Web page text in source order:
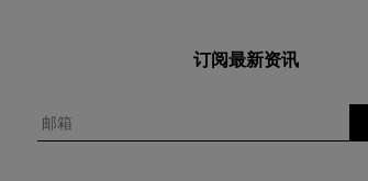
订阅最新资讯
邮箱